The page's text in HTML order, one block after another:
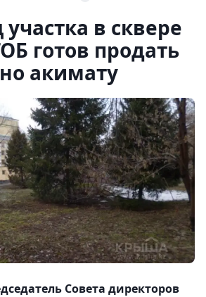
в сквере
готов продать
акимату
Совета директоров